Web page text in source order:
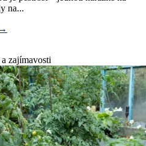
na...
zajímavosti